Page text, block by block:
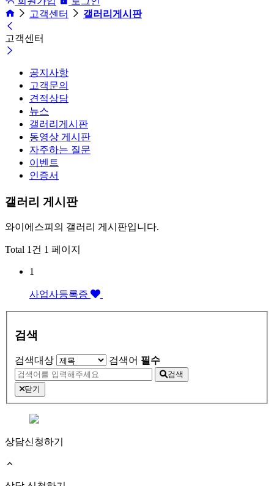
고객센터
갤러리게시판
고객센터
공지사항
고객문의
견적상담
뉴스
갤러리게시판
동영상 게시판
자주하는 질문
이벤트
인증서
갤러리 게시판
와이에스피의 갤러리 게시판입니다.
Total 1건 1 페이지
1
사업사등록증
검색
검색대상 검색어 필수
검색
닫기
상담신청하기